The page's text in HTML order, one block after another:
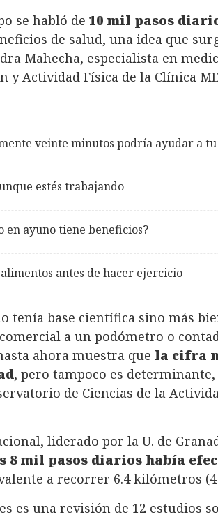
se habló de 10 mil pasos
de salud, una idea que
Mahecha, especialista en
y Actividad Física de la Clínica
veinte minutos podría ayudar a
estés trabajando
en ayuno tiene beneficios?
alimentos antes de hacer ejercicio
tenía base científica sino más
a un podómetro o
ahora muestra que la cifra
, pero tampoco es determinante,
de Ciencias de la
liderado por la U. de
8 mil pasos diarios había
a recorrer 6.4 kilómetros
es una revisión de 12 estudios